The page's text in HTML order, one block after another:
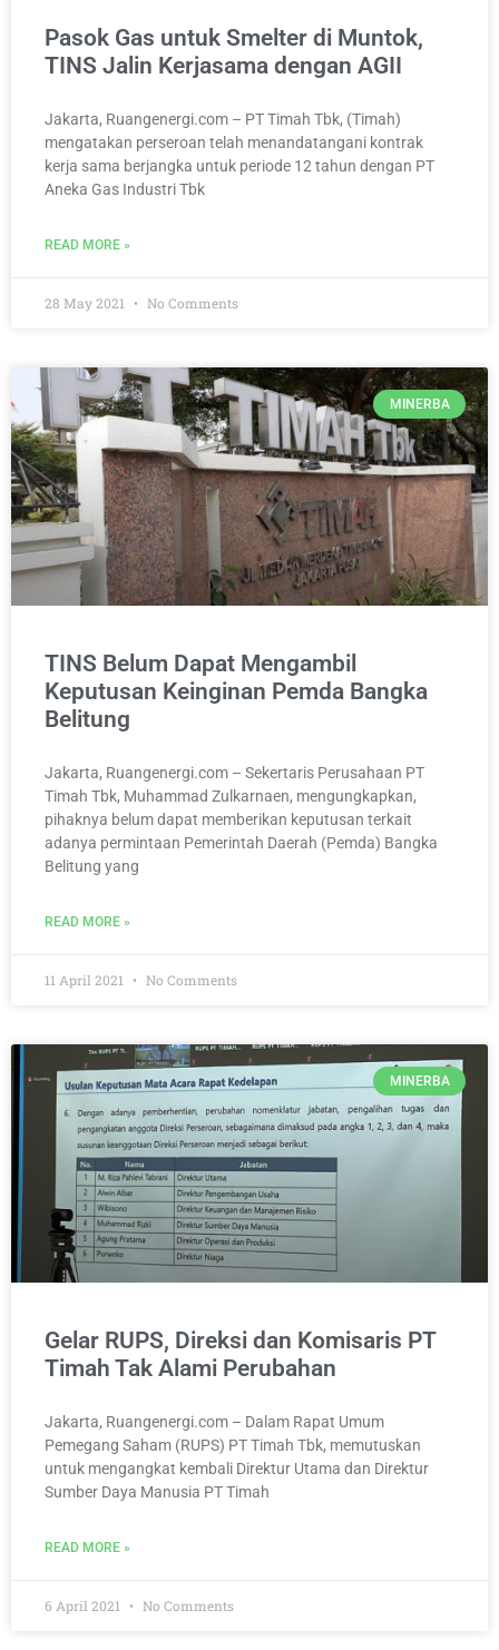
Pasok Gas untuk Smelter di Muntok,
TINS Jalin Kerjasama dengan AGII
Jakarta, Ruangenergi.com – PT Timah Tbk, (Timah)
mengatakan perseroan telah menandatangani kontrak
kerja sama berjangka untuk periode 12 tahun dengan PT
Aneka Gas Industri Tbk
READ MORE »
28 May 2021 No Comments
MINERBA
TINS Belum Dapat Mengambil
Keputusan Keinginan Pemda Bangka
Belitung
Jakarta, Ruangenergi.com – Sekertaris Perusahaan PT
Timah Tbk, Muhammad Zulkarnaen, mengungkapkan,
pihaknya belum dapat memberikan keputusan terkait
adanya permintaan Pemerintah Daerah (Pemda) Bangka
Belitung yang
READ MORE »
11 April 2021 No Comments
MINERBA
Gelar RUPS, Direksi dan Komisaris PT
Timah Tak Alami Perubahan
Jakarta, Ruangenergi.com – Dalam Rapat Umum
Pemegang Saham (RUPS) PT Timah Tbk, memutuskan
untuk mengangkat kembali Direktur Utama dan Direktur
Sumber Daya Manusia PT Timah
READ MORE »
6 April 2021 No Comments